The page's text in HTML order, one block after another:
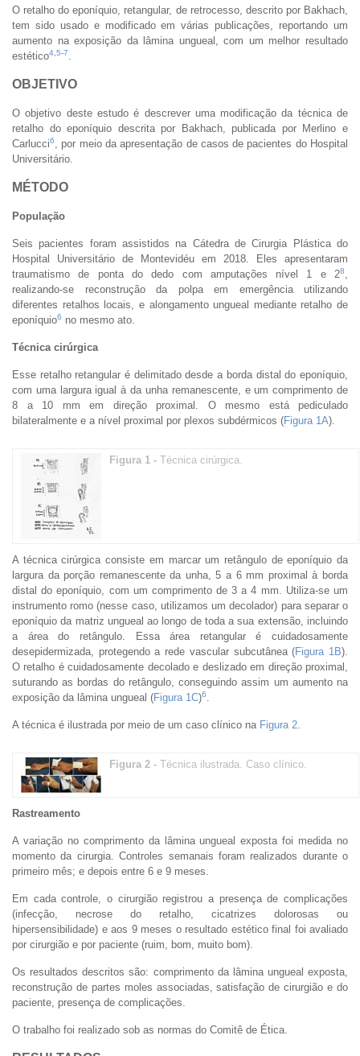
O retalho do eponíquio, retangular, de retrocesso, descrito por Bakhach,
tem sido usado e modificado em várias publicações, reportando um
aumento na exposição da lâmina ungueal, com um melhor resultado
estético4 5-7
OBJETIVO
O objetivo deste estudo é descrever uma modificação da técnica de
retalho do eponíquio descrita por Bakhach, publicada por Merlino e
Carlucci6
, por meio da apresentação de casos de pacientes do Hospital
Universitário.
MÉTODO
População
Seis pacientes foram assistidos na Cátedra de Cirurgia Plástica do
Hospital Universitário de Montevidéu em 2018. Eles apresentaram
traumatismo de ponta do dedo com amputações nível 1 e 28
realizando-se reconstrução da polpa em emergência utilizando
diferentes retalhos locais, e alongamento ungueal mediante retalho de
eponíquio6 no mesmo ato.
Técnica cirúrgica
Esse retalho retangular é delimitado desde a borda distal do eponíquio,
com uma largura igual à da unha remanescente, e um comprimento de
8 a 10 mm em direção proximal. O mesmo está pediculado
bilateralmente e a nível proximal por plexos subdérmicos (Figura 1A).
Figura 1 - Técnica cirúrgica.
A técnica cirúrgica consiste em marcar um retângulo de eponíquio da
largura da porção remanescente da unha, 5 a 6 mm proximal à borda
distal do eponíquio, com um comprimento de 3 a 4 mm. Utiliza-se um
instrumento romo (nesse caso, utilizamos um decolador) para separar o
eponíquio da matriz ungueal ao longo de toda a sua extensão, incluindo
a área do retângulo. Essa área retangular é cuidadosamente
desepidermizada, protegendo a rede vascular subcutânea (Figura 1B).
O retalho é cuidadosamente decolado e deslizado em direção proximal,
suturando as bordas do retângulo, conseguindo assim um aumento na
exposição da lâmina ungueal (Figura 1C)6
A técnica é ilustrada por meio de um caso clínico na Figura 2
Figura 2 - Técnica ilustrada. Caso clínico.
Rastreamento
A variação no comprimento da lâmina ungueal exposta foi medida no
momento da cirurgia. Controles semanais foram realizados durante o
primeiro mês; e depois entre 6 e 9 meses.
Em cada controle, o cirurgião registrou a presença de complicações
(infecção, necrose do retalho, cicatrizes dolorosas ou
hipersensibilidade) e aos 9 meses o resultado estético final foi avaliado
por cirurgião e por paciente (ruim, bom, muito bom).
Os resultados descritos são: comprimento da lâmina ungueal exposta,
reconstrução de partes moles associadas, satisfação de cirurgião e do
paciente, presença de complicações.
O trabalho foi realizado sob as normas do Comitê de Ética.